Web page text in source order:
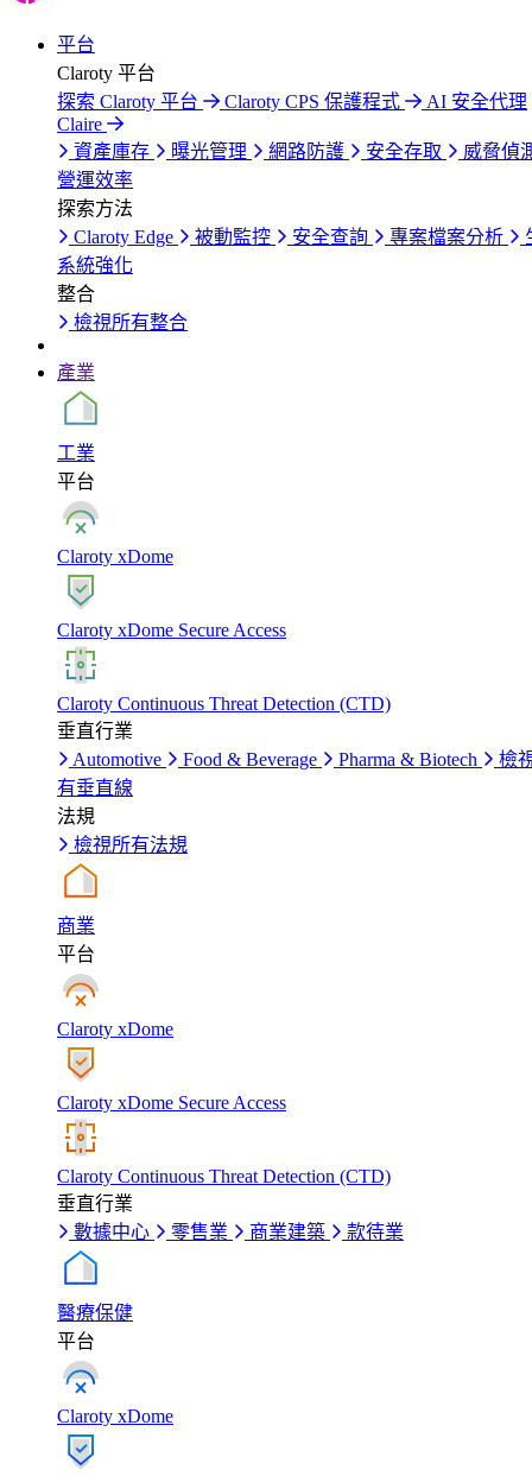
平台
Claroty 平台
探索 Claroty 平台
Claroty CPS 保護程式
AI 安全代理
Claire
資產庫存
曝光管理 網路防護 安全存取
威脅偵
營運效率
探索方法
Claroty Edge
被動監控 安全查詢 專案檔案分析
系統強化
整合
檢視所有整合
產業
工業
平台
Claroty xDome
Claroty xDome Secure Access
Claroty Continuous Threat Detection (CTD)
垂直行業
Automotive
Food & Beverage Pharma & Biotech
檢
有垂直線
法規
檢視所有法規
商業
平台
Claroty xDome
Claroty xDome Secure Access
Claroty Continuous Threat Detection (CTD)
垂直行業
數據中心
零售業 商業建築 款待業
醫療保健
平台
Claroty xDome